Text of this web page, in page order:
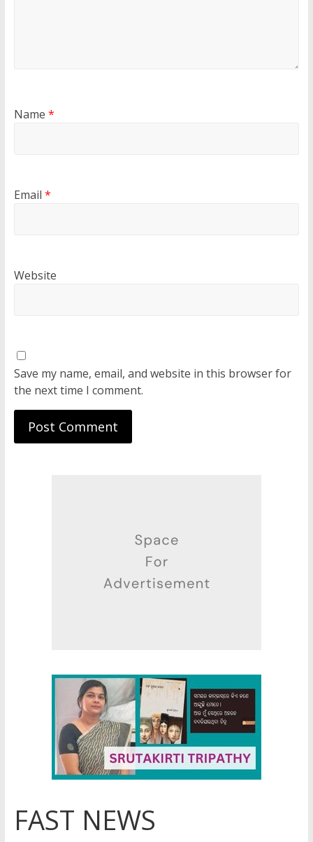
Name *
Email *
Website
Save my name, email, and website in this browser for
the next time I comment.
FAST NEWS